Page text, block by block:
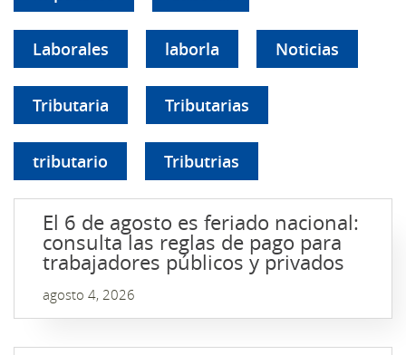
Laborales laborla Noticias
Tributaria Tributarias
tributario Tributrias
El 6 de agosto es feriado nacional:
consulta las reglas de pago para
trabajadores públicos y privados
agosto 4, 2026